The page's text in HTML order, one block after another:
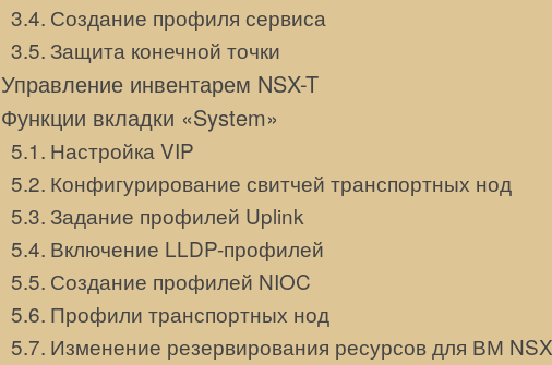
Создание профиля сервиса
Защита конечной точки
Управление инвентарем NSX-T
Функции вкладки «System»
Настройка VIP
Конфигурирование свитчей транспортных нод
Задание профилей Uplink
Включение LLDP-профилей
Создание профилей NIOC
Профили транспортных нод
Изменение резервирования ресурсов для ВМ